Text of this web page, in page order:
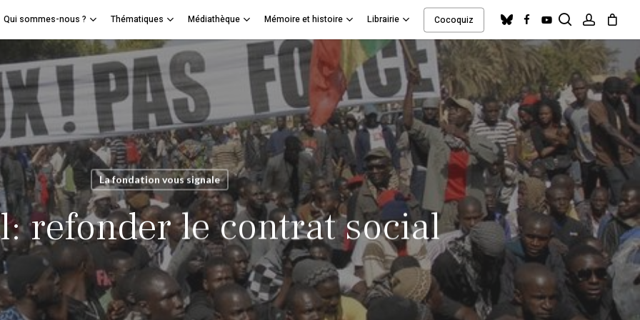
Qui sommes-nous ? Thématiques Médiathèque Mémoire et histoire Librairie Cocoquiz blueskyfacebookyoutube search
account
Panier Cart
La fondation vous signale
refonder le contrat social